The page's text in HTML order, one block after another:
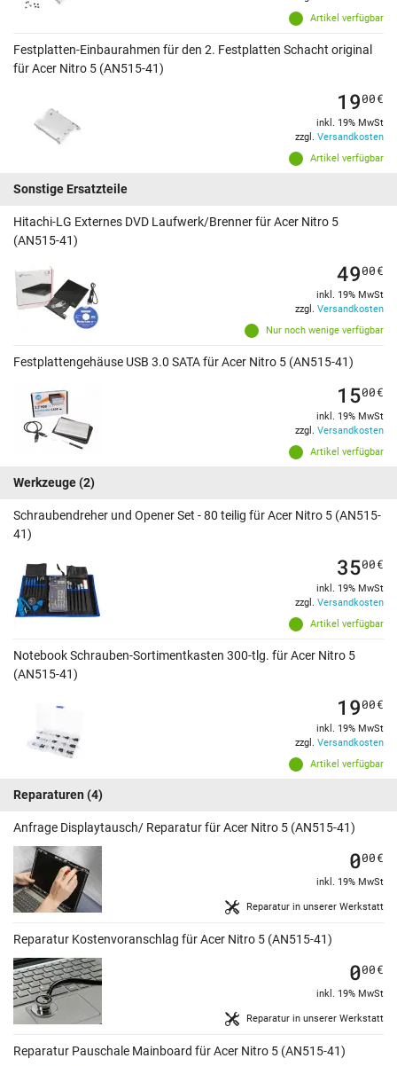
Artikel verfügbar
Festplatten-Einbaurahmen für den 2. Festplatten Schacht original
für Acer Nitro 5 (AN515-41)
Artikel verfügbar
1900€
inkl. 19% MwSt
zzgl. Versandkosten
Sonstige Ersatzteile
Hitachi-LG Externes DVD Laufwerk/Brenner für Acer Nitro 5
(AN515-41)
Nur noch wenige verfügbar
4900€
inkl. 19% MwSt
zzgl. Versandkosten
Festplattengehäuse USB 3.0 SATA für Acer Nitro 5 (AN515-41)
Artikel verfügbar
1500€
inkl. 19% MwSt
zzgl. Versandkosten
Werkzeuge(2)
Schraubendreher und Opener Set - 80 teilig für Acer Nitro 5 (AN515-
41)
Artikel verfügbar
3500€
inkl. 19% MwSt
zzgl. Versandkosten
Notebook Schrauben-Sortimentkasten 300-tlg. für Acer Nitro 5
(AN515-41)
Artikel verfügbar
1900€
inkl. 19% MwSt
zzgl. Versandkosten
Reparaturen (4)
Anfrage Displaytausch/ Reparatur für Acer Nitro 5 (AN515-41)
Reparatur in unserer Werkstatt
000€
inkl. 19% MwSt
Reparatur Kostenvoranschlag für Acer Nitro 5 (AN515-41)
Reparatur in unserer Werkstatt
000€
inkl. 19% MwSt
Reparatur Pauschale Mainboard für Acer Nitro 5 (AN515-41)